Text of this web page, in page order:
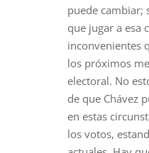
puede cambiar;
que jugar a esa
inconvenientes
los próximos
electoral. No
de que Chávez
en estas
los votos,